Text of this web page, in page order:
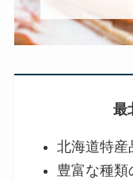
最
北海道特産
豊富な種類